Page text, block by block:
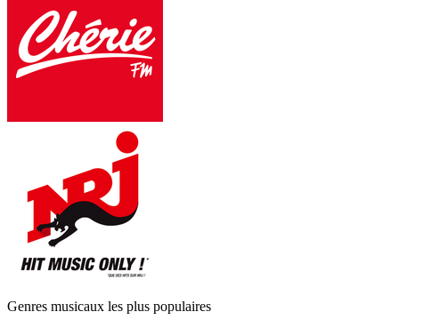
Genres musicaux les plus populaires